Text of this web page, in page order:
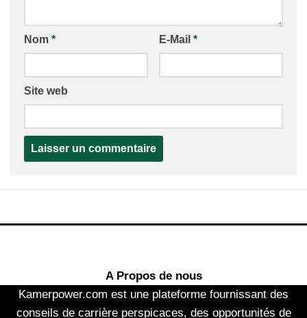
Nom * E-Mail *
Site web
A Propos de nous
Kamerpower.com est une plateforme fournissant des
conseils de carrière perspicaces, des opportunités de